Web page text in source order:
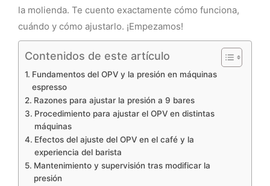
la molienda. Te cuento exactamente cómo funciona,
cuándo y cómo ajustarlo. ¡Empezamos!
Contenidos de este artículo
Fundamentos del OPV y la presión en máquinas
espresso
Razones para ajustar la presión a 9 bares
Procedimiento para ajustar el OPV en distintas
máquinas
Efectos del ajuste del OPV en el café y la
experiencia del barista
Mantenimiento y supervisión tras modificar la
presión